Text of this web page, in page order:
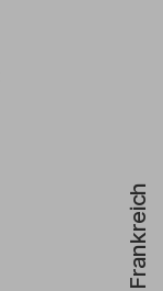
Frankreich